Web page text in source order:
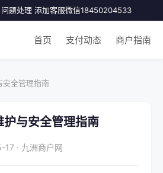
问题处理 添加客服微信18450204533
首页 支付动态 商户指南
安全管理指南
护与安全管理指南
· 九洲商户网